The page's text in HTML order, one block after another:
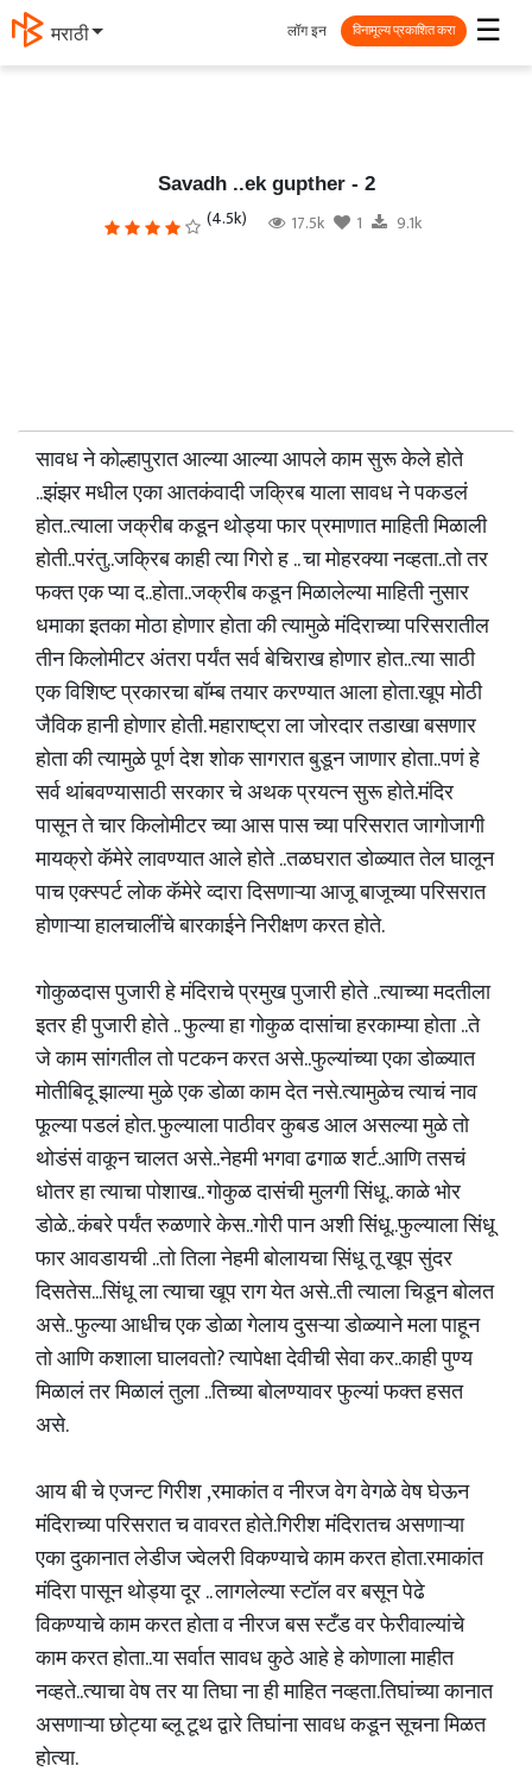
मराठी ☰
लॉग इन विनामूल्य प्रकाशित करा
Savadh ..ek gupther - 2
(4.5k) 17.5k 1 9.1k
सावध ने कोल्हापुरात आल्या आल्या आपले काम सुरू केले होते
..झंझर मधील एका आतकंवादी जक्रिब याला सावध ने पकडलं
होत..त्याला जक्रीब कडून थोड्या फार प्रमाणात माहिती मिळाली
होती..परंतु..जक्रिब काही त्या गिरो ह .. चा मोहरक्या नव्हता..तो तर
फक्त एक प्या द..होता..जक्रीब कडून मिळालेल्या माहिती नुसार
धमाका इतका मोठा होणार होता की त्यामुळे मंदिराच्या परिसरातील
तीन किलोमीटर अंतरा पर्यंत सर्व बेचिराख होणार होत..त्या साठी
एक विशिष्ट प्रकारचा बॉम्ब तयार करण्यात आला होता.खूप मोठी
जैविक हानी होणार होती. महाराष्ट्रा ला जोरदार तडाखा बसणार
होता की त्यामुळे पूर्ण देश शोक सागरात बुडून जाणार होता..पणं हे
सर्व थांबवण्यासाठी सरकार चे अथक प्रयत्न सुरू होते.मंदिर
पासून ते चार किलोमीटर च्या आस पास च्या परिसरात जागोजागी
मायक्रो कॅमेरे लावण्यात आले होते ..तळघरात डोळ्यात तेल घालून
पाच एक्स्पर्ट लोक कॅमेरे व्दारा दिसणाऱ्या आजू बाजूच्या परिसरात
होणाऱ्या हालचालींचे बारकाईने निरीक्षण करत होते.
गोकुळदास पुजारी हे मंदिराचे प्रमुख पुजारी होते ..त्याच्या मदतीला
इतर ही पुजारी होते .. फुल्या हा गोकुळ दासांचा हरकाम्या होता ..ते
जे काम सांगतील तो पटकन करत असे..फुल्यांच्या एका डोळ्यात
मोतीबिदू झाल्या मुळे एक डोळा काम देत नसे.त्यामुळेच त्याचं नाव
फूल्या पडलं होत. फुल्याला पाठीवर कुबड आल असल्या मुळे तो
थोडंसं वाकून चालत असे..नेहमी भगवा ढगाळ शर्ट..आणि तसचं
धोतर हा त्याचा पोशाख.. गोकुळ दासंची मुलगी सिंधू.. काळे भोर
डोळे.. कंबरे पर्यंत रुळणारे केस..गोरी पान अशी सिंधू..फुल्याला सिंधू
फार आवडायची ..तो तिला नेहमी बोलायचा सिंधू तू खूप सुंदर
दिसतेस...सिंधू ला त्याचा खूप राग येत असे..ती त्याला चिडून बोलत
असे.. फुल्या आधीच एक डोळा गेलाय दुसऱ्या डोळ्याने मला पाहून
तो आणि कशाला घालवतो? त्यापेक्षा देवीची सेवा कर..काही पुण्य
मिळालं तर मिळालं तुला ..तिच्या बोलण्यावर फुल्यां फक्त हसत
असे.
आय बी चे एजन्ट गिरीश ,रमाकांत व नीरज वेग वेगळे वेष घेऊन
मंदिराच्या परिसरात च वावरत होते.गिरीश मंदिरातच असणाऱ्या
एका दुकानात लेडीज ज्वेलरी विकण्याचे काम करत होता.रमाकांत
मंदिरा पासून थोड्या दूर .. लागलेल्या स्टॉल वर बसून पेढे
विकण्याचे काम करत होता व नीरज बस स्टँड वर फेरीवाल्यांचे
काम करत होता..या सर्वात सावध कुठे आहे हे कोणाला माहीत
नव्हते..त्याचा वेष तर या तिघा ना ही माहित नव्हता.तिघांच्या कानात
असणाऱ्या छोट्या ब्लू टूथ द्वारे तिघांना सावध कडून सूचना मिळत
होत्या.